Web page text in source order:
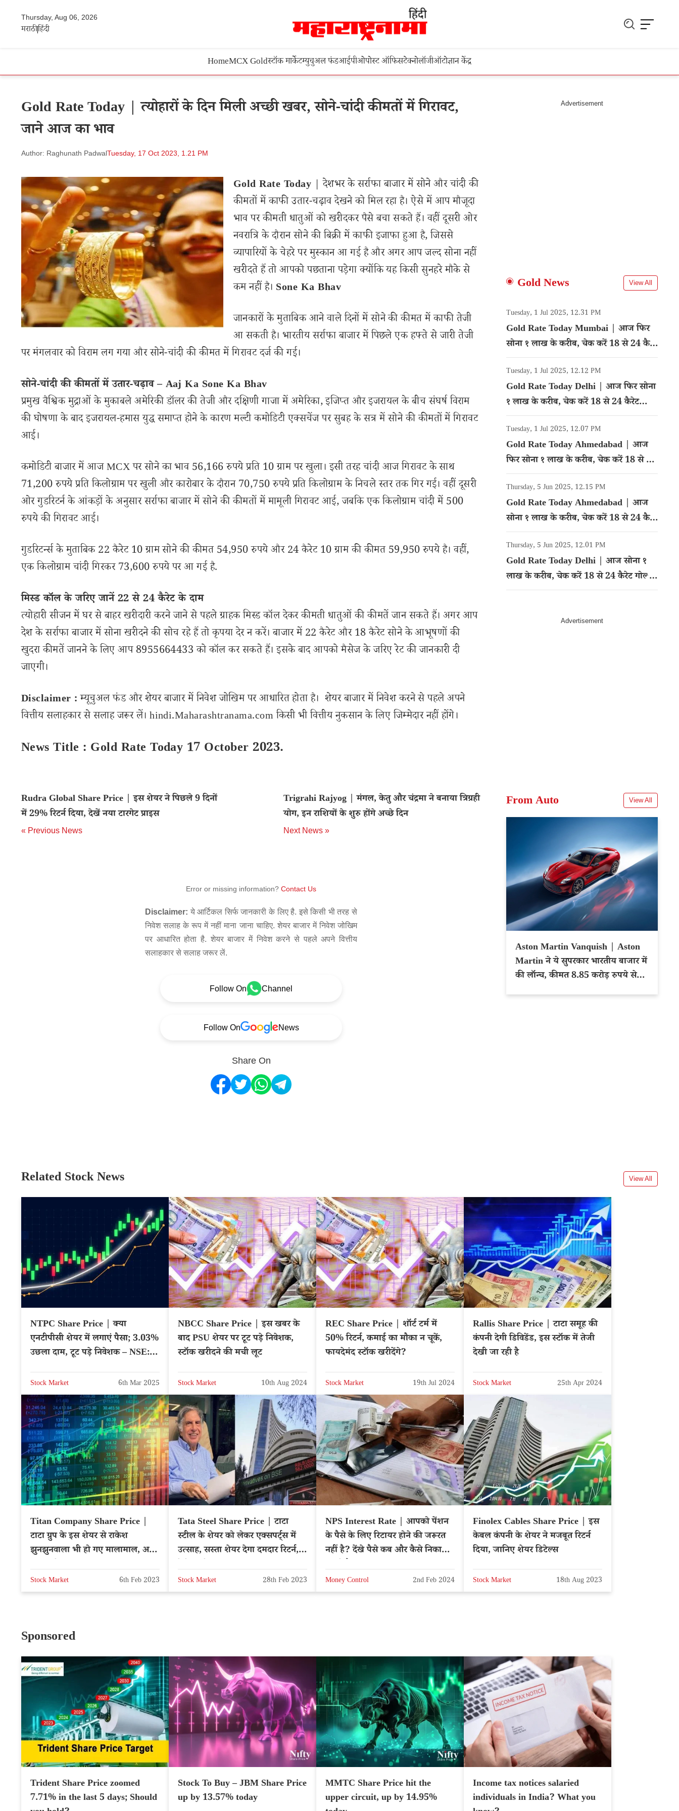
Thursday, Aug 06, 2026
मराठीहिंदी
HomeMCX Goldस्टॉक मार्केटम्युचुअल फंडआईपीओपोस्ट ऑफिसटेक्नोलॉजीऑटोज्ञान केंद्र
Gold Rate Today | त्योहारों के दिन मिली अच्छी खबर, सोने-चांदी कीमतों में गिरावट,
जाने आज का भाव
Author: Raghunath PadwalTuesday, 17 Oct 2023, 1.21 PM
Gold Rate Today | देशभर के सर्राफा बाजार में सोने और चांदी की
कीमतों में काफी उतार-चढ़ाव देखने को मिल रहा है। ऐसे में आप मौजूदा
भाव पर कीमती धातुओं को खरीदकर पैसे बचा सकते हैं। वहीं दूसरी ओर
नवरात्रि के दौरान सोने की बिक्री में काफी इजाफा हुआ है, जिससे
व्यापारियों के चेहरे पर मुस्कान आ गई है और अगर आप जल्द सोना नहीं
खरीदते हैं तो आपको पछताना पड़ेगा क्योंकि यह किसी सुनहरे मौके से
कम नहीं है। Sone Ka Bhav
जानकारों के मुताबिक आने वाले दिनों में सोने की कीमत में काफी तेजी
आ सकती है। भारतीय सर्राफा बाजार में पिछले एक हफ्ते से जारी तेजी
पर मंगलवार को विराम लग गया और सोने-चांदी की कीमत में गिरावट दर्ज की गई।
सोने-चांदी की कीमतों में उतार-चढ़ाव – Aaj Ka Sone Ka Bhav
प्रमुख वैश्विक मुद्राओं के मुकाबले अमेरिकी डॉलर की तेजी और दक्षिणी गाजा में अमेरिका, इजिप्त और इजरायल के बीच संघर्ष विराम
की घोषणा के बाद इजरायल-हमास युद्ध समाप्त होने के कारण मल्टी कमोडिटी एक्सचेंज पर सुबह के सत्र में सोने की कीमतों में गिरावट
आई।
कमोडिटी बाजार में आज MCX पर सोने का भाव 56,166 रुपये प्रति 10 ग्राम पर खुला। इसी तरह चांदी आज गिरावट के साथ
71,200 रुपये प्रति किलोग्राम पर खुली और कारोबार के दौरान 70,750 रुपये प्रति किलोग्राम के निचले स्तर तक गिर गई। वहीं दूसरी
ओर गुडरिटर्न के आंकड़ों के अनुसार सर्राफा बाजार में सोने की कीमतों में मामूली गिरावट आई, जबकि एक किलोग्राम चांदी में 500
रुपये की गिरावट आई।
गुडरिटर्न्स के मुताबिक 22 कैरेट 10 ग्राम सोने की कीमत 54,950 रुपये और 24 कैरेट 10 ग्राम की कीमत 59,950 रुपये है। वहीं,
एक किलोग्राम चांदी गिरकर 73,600 रुपये पर आ गई है.
मिस्ड कॉल के जरिए जानें 22 से 24 कैरेट के दाम
त्योहारी सीजन में घर से बाहर खरीदारी करने जाने से पहले ग्राहक मिस्ड कॉल देकर कीमती धातुओं की कीमतें जान सकते हैं। अगर आप
देश के सर्राफा बाजार में सोना खरीदने की सोच रहे हैं तो कृपया देर न करें। बाजार में 22 कैरेट और 18 कैरेट सोने के आभूषणों की
खुदरा कीमतें जानने के लिए आप 8955664433 को कॉल कर सकते हैं। इसके बाद आपको मैसेज के जरिए रेट की जानकारी दी
जाएगी।
Disclaimer :म्यूचुअल फंड और शेयर बाजार में निवेश जोखिम पर आधारित होता है। शेयर बाजार में निवेश करने से पहले अपने
वित्तीय सलाहकार से सलाह जरूर लें। hindi.Maharashtranama.com किसी भी वित्तीय नुकसान के लिए जिम्मेदार नहीं होंगे।
News Title : Gold Rate Today 17 October 2023.
Rudra Global Share Price | इस शेयर ने पिछले 9 दिनों
में 29% रिटर्न दिया, देखें नया टारगेट प्राइस
« Previous News
Trigrahi Rajyog | मंगल, केतु और चंद्रमा ने बनाया त्रिग्रही
योग, इन राशियों के शुरु होंगे अच्छे दिन
Next News »
Error or missing information? Contact Us
Disclaimer: ये आर्टिकल सिर्फ जानकारी के लिए है. इसे किसी भी तरह से
निवेश सलाह के रूप में नहीं माना जाना चाहिए. शेयर बाजार में निवेश जोखिम
पर आधारित होता है. शेयर बाजार में निवेश करने से पहले अपने वित्तीय
सलाहकार से सलाह जरूर लें.
Follow On Channel
Follow On News
Share On
Gold News View All
Tuesday, 1 Jul 2025, 12.31 PM
Gold Rate Today Mumbai | आज फिर
सोना १ लाख के करीब, चेक करें 18 से 24 कैरेट
गोल्ड का रेट
Tuesday, 1 Jul 2025, 12.12 PM
Gold Rate Today Delhi | आज फिर सोना
१ लाख के करीब, चेक करें 18 से 24 कैरेट
गोल्ड का रेट
Tuesday, 1 Jul 2025, 12.07 PM
Gold Rate Today Ahmedabad | आज
फिर सोना १ लाख के करीब, चेक करें 18 से 24
कैरेट गोल्ड का रेट
Thursday, 5 Jun 2025, 12.15 PM
Gold Rate Today Ahmedabad | आज
सोना १ लाख के करीब, चेक करें 18 से 24 कैरेट
गोल्ड का रेट
Thursday, 5 Jun 2025, 12.01 PM
Gold Rate Today Delhi | आज सोना १
लाख के करीब, चेक करें 18 से 24 कैरेट गोल्ड
का रेट
From Auto View All
Aston Martin Vanquish | Aston
Martin ने ये सुपरकार भारतीय बाजार में
की लॉन्च, कीमत 8.85 करोड़ रुपये से
Related Stock News View All
NTPC Share Price | क्या
एनटीपीसी शेयर में लगाएं पैसा; 3.03%
उछला दाम, टूट पड़े निवेशक – NSE:
Stock Market 6th Mar 2025
NBCC Share Price | इस खबर के
बाद PSU शेयर पर टूट पड़े निवेशक,
स्टॉक खरीदने की मची लूट
Stock Market 10th Aug 2024
REC Share Price | शॉर्ट टर्म में
50% रिटर्न, कमाई का मौका न चूकें,
फायदेमंद स्टॉक खरीदेंगे?
Stock Market 19th Jul 2024
Rallis Share Price | टाटा समूह की
कंपनी देगी डिविडेंड, इस स्टॉक में तेजी
देखी जा रही है
Stock Market 25th Apr 2024
Titan Company Share Price |
टाटा ग्रुप के इस शेयर से राकेश
झुनझुनवाला भी हो गए मालामाल, अब
Stock Market 6th Feb 2023
Tata Steel Share Price | टाटा
स्टील के शेयर को लेकर एक्सपर्ट्स में
उत्साह, सस्ता शेयर देगा दमदार रिटर्न,
Stock Market 28th Feb 2023
NPS Interest Rate | आपको पेंशन
के पैसे के लिए रिटायर होने की जरूरत
नहीं है? देंखे पैसे कब और कैसे निकालें
Money Control 2nd Feb 2024
Finolex Cables Share Price | इस
केबल कंपनी के शेयर ने मजबूत रिटर्न
दिया, जानिए शेयर डिटेल्स
Stock Market 18th Aug 2023
Sponsored
Trident Share Price zoomed
7.71% in the last 5 days; Should
Stock To Buy – JBM Share Price
up by 13.57% today
MMTC Share Price hit the
upper circuit, up by 14.95%
Income tax notices salaried
individuals in India? What you